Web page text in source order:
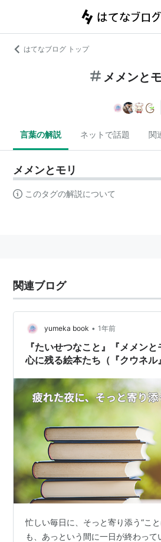
はてなブログ トップ
メメンと
言葉の解説 ネットで話題 関
メメンとモリ
このタグの解説について
関連ブログ
yumeka book • 1年前
『たいせつなこと』『メメン
心に残る絵本たち（『クウネル
忙しい毎日に、そっと寄り添う“こ
も、あっという間に一日が終わっ